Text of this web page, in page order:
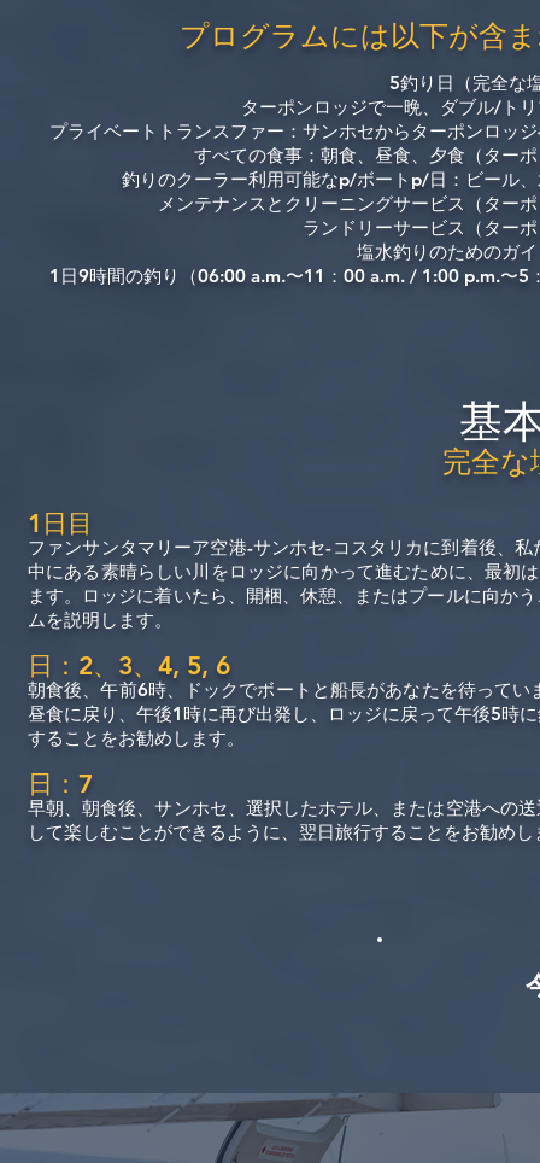
プログラムには以下が含
5釣り日（完全な
ターポンロッジで一晩、ダブル/ト
プライベートトランスファー：サンホセからターポンロッ
すべての食事：朝食、昼食、夕食（ター
釣りのクーラー利用可能なp/ボートp/日：ビール
メンテナンスとクリーニングサービス（ター
ランドリーサービス（ター
塩水釣りのためのガ
1日9時間の釣り（06:00 a.m.〜11：00 a.m. / 1:00 p.m.〜5
基
完全な
1日目
ファンサンタマリーア空港-サンホセ-コスタリカに到着後、
中にある素晴らしい川をロッジに向かって進むために、最初
ます。ロッジに着いたら、開梱、休憩、またはプールに向か
ムを説明します。
日：2、3、4, 5, 6
朝食後、午前6時、ドックでボートと船長があなたを待って
昼食に戻り、午後1時に再び出発し、ロッジに戻って午後5時
することをお勧めします。
日：7
早朝、朝食後、サンホセ、選択したホテル、または空港への
して楽しむことができるように、翌日旅行することをお勧め